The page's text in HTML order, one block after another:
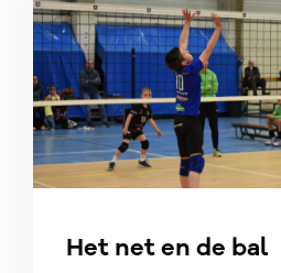
Het net en de bal